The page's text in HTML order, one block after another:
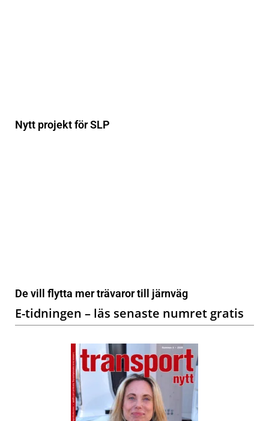
Nytt projekt för SLP
De vill flytta mer trävaror till järnväg
E-tidningen – läs senaste numret gratis